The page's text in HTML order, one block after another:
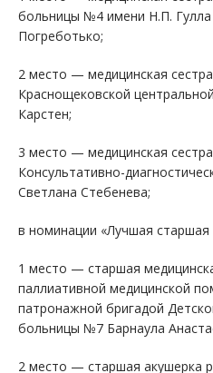
больницы №4 имени Н.П.
Погреботько;
2 место — медицинская
Краснощековской
Карстен;
3 место — медицинская
Консультативно-
Светлана Стебенева;
в номинации «Лучшая старшая
1 место — старшая
паллиативной медицинской
патронажной бригадой
больницы №7 Барнаула
2 место — старшая акушерка